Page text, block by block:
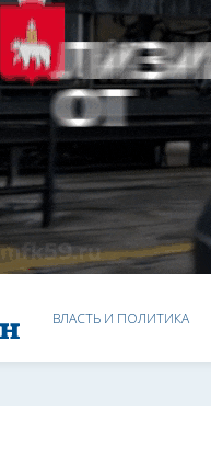
ВЛАСТЬ И ПОЛИТИКА